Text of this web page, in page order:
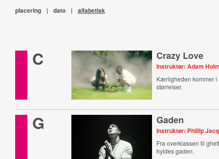
placering | dato | alfabetisk
C Crazy Love
Instruktør: Adam
Kærligheden kommer i
størrelser.
G Gaden
Instruktør: Phillip
Fra overklassen til
hyldes gaden.